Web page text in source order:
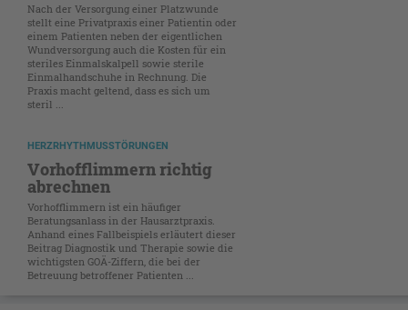
Nach der Versorgung einer Platzwunde
stellt eine Privatpraxis einer Patientin oder
einem Patienten neben der eigentlichen
Wundversorgung auch die Kosten für ein
steriles Einmalskalpell sowie sterile
Einmalhandschuhe in Rechnung. Die
Praxis macht geltend, dass es sich um
steril ...
HERZRHYTHMUSSTÖRUNGEN
Vorhofflimmern richtig
abrechnen
Vorhofflimmern ist ein häufiger
Beratungsanlass in der Hausarztpraxis.
Anhand eines Fallbeispiels erläutert dieser
Beitrag Diagnostik und Therapie sowie die
wichtigsten GOÄ-Ziffern, die bei der
Betreuung betroffener Patienten ...